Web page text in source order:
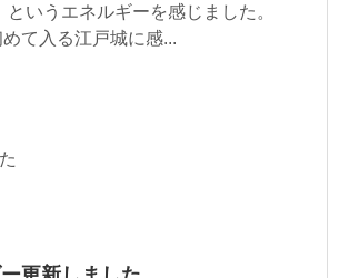
いうエネルギーを感じました。
て入る江戸城に感...